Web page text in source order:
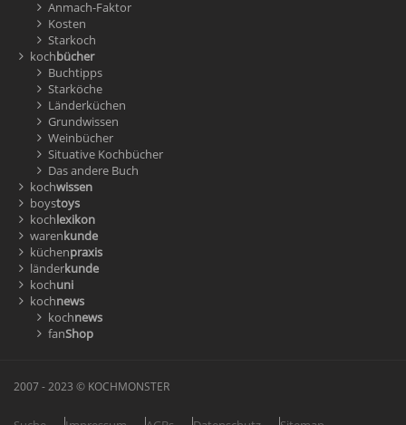
Anmach-Faktor
Kosten
Starkoch
kochbücher
Buchtipps
Starköche
Länderküchen
Grundwissen
Weinbücher
Situative Kochbücher
Das andere Buch
kochwissen
boystoys
kochlexikon
warenkunde
küchenpraxis
länderkunde
kochuni
kochnews
kochnews
fanShop
2007 - 2023 © KOCHMONSTER